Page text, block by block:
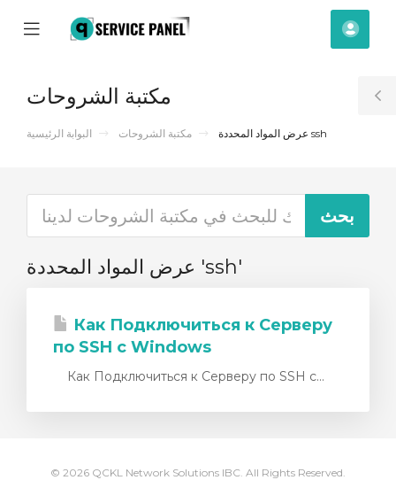
Mobile
مكتبة الشروحات
البوابة الرئيسية مكتبة الشروحات عرض المواد المحددة ssh
عرض المواد المحددة 'ssh'
Как Подключиться к Серверу
по SSH с Windows
Как Подключиться к Серверу по SSH с...
© 2026 QCKL Network Solutions IBC. All Rights Reserved.